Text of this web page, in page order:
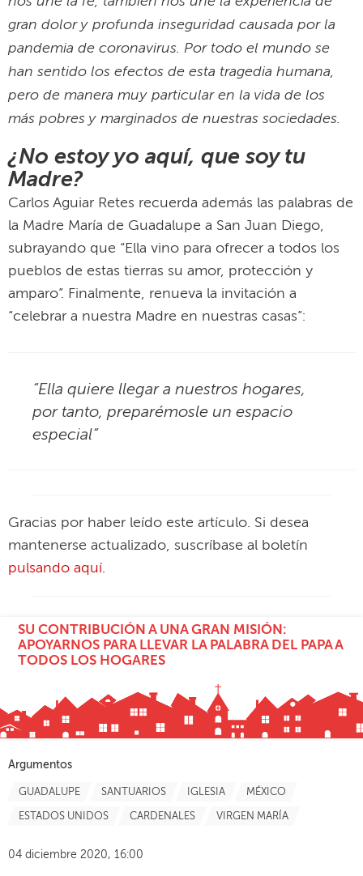
gran dolor y profunda inseguridad causada por la
pandemia de coronavirus. Por todo el mundo se
han sentido los efectos de esta tragedia humana,
pero de manera muy particular en la vida de los
más pobres y marginados de nuestras sociedades.
¿No estoy yo aquí, que soy tu
Madre?
Carlos Aguiar Retes recuerda además las palabras de
la Madre María de Guadalupe a San Juan Diego,
subrayando que “Ella vino para ofrecer a todos los
pueblos de estas tierras su amor, protección y
amparo”. Finalmente, renueva la invitación a
“celebrar a nuestra Madre en nuestras casas”:
“Ella quiere llegar a nuestros hogares,
por tanto, preparémosle un espacio
especial”
Gracias por haber leído este artículo. Si desea
mantenerse actualizado, suscríbase al boletín
pulsando aquí.
SU CONTRIBUCIÓN A UNA GRAN MISIÓN:
APOYARNOS PARA LLEVAR LA PALABRA DEL PAPA A
TODOS LOS HOGARES
Argumentos
GUADALUPE SANTUARIOS IGLESIA MÉXICO
ESTADOS UNIDOS CARDENALES VIRGEN MARÍA
04 diciembre 2020, 16:00